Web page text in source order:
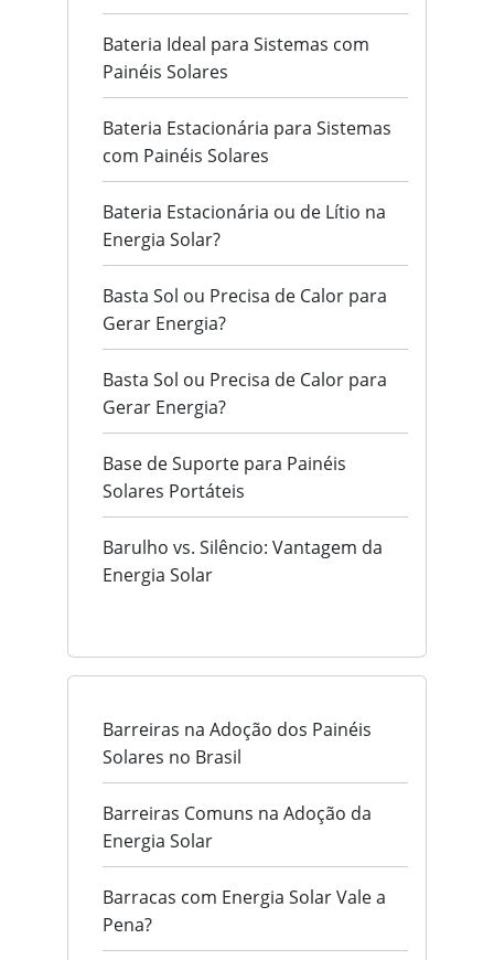
Bateria Ideal para Sistemas com
Painéis Solares
Bateria Estacionária para Sistemas
com Painéis Solares
Bateria Estacionária ou de Lítio na
Energia Solar?
Basta Sol ou Precisa de Calor para
Gerar Energia?
Basta Sol ou Precisa de Calor para
Gerar Energia?
Base de Suporte para Painéis
Solares Portáteis
Barulho vs. Silêncio: Vantagem da
Energia Solar
Barreiras na Adoção dos Painéis
Solares no Brasil
Barreiras Comuns na Adoção da
Energia Solar
Barracas com Energia Solar Vale a
Pena?